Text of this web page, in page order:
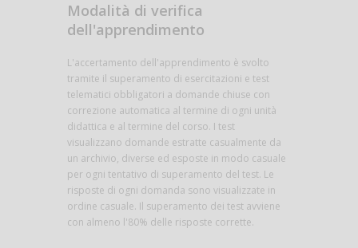
Modalità di verifica
dell'apprendimento
L'accertamento dell'apprendimento è svolto
tramite il superamento di esercitazioni e test
telematici obbligatori a domande chiuse con
correzione automatica al termine di ogni unità
didattica e al termine del corso. I test
visualizzano domande estratte casualmente da
un archivio, diverse ed esposte in modo casuale
per ogni tentativo di superamento del test. Le
risposte di ogni domanda sono visualizzate in
ordine casuale. Il superamento dei test avviene
con almeno l'80% delle risposte corrette.